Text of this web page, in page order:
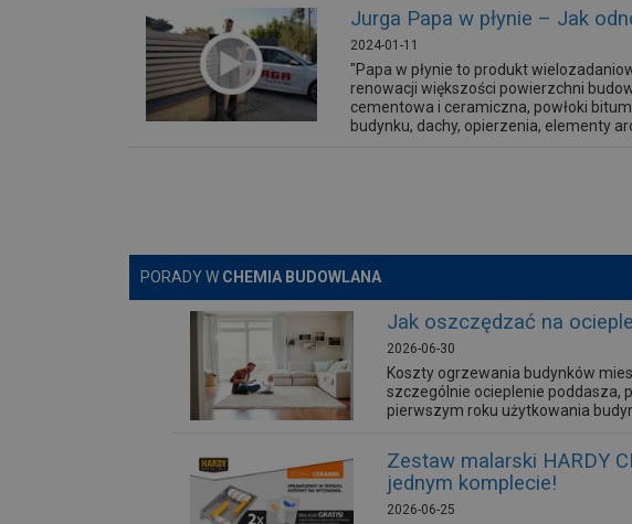
Jurga Papa w płynie – Jak
2024-01-11
"Papa w płynie to produkt
renowacji większości powierzchni
cementowa i ceramiczna, powłoki
budynku, dachy, opierzenia, elementy
PORADY W CHEMIA BUDOWLANA
Jak oszczędzać na
2026-06-30
Koszty ogrzewania budynków
szczególnie ocieplenie poddasza,
pierwszym roku użytkowania
Zestaw malarski HARDY
jednym komplecie!
2026-06-25